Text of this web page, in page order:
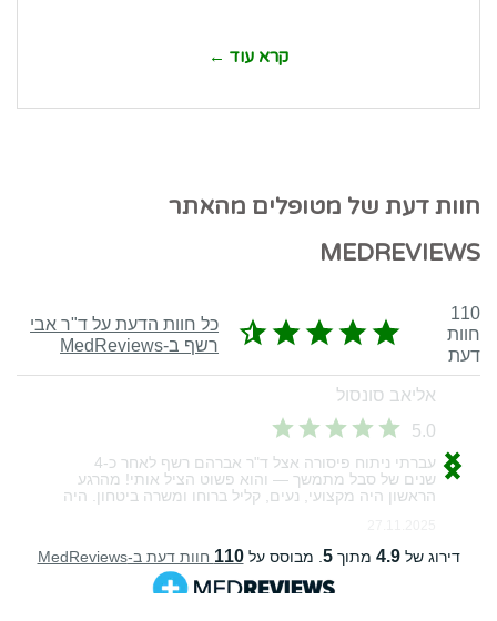
קרא עוד ←
חוות דעת של מטופלים מהאתר
MEDREVIEWS